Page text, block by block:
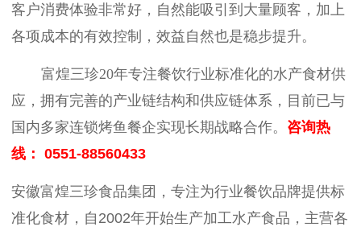
客户消费体验非常好，自然能吸引到大量顾客，加上
各项成本的有效控制，效益自然也是稳步提升。
富煌三珍20年专注餐饮行业标准化的水产食材供
应，拥有完善的产业链结构和供应链体系，目前已与
国内多家连锁烤鱼餐企实现长期战略合作。 咨询热
线： 0551-88560433
安徽富煌三珍食品集团，专注为行业餐饮品牌提供标
准化食材，自2002年开始生产加工水产食品，主营各